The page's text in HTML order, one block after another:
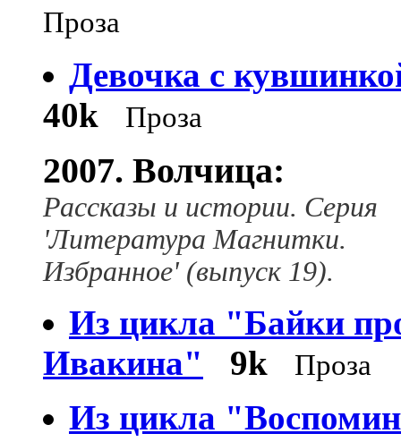
Проза
Девочка с
40k
Проза
2007. Волчица:
Рассказы и истории. Серия
'Литература Магнитки.
Избранное' (выпуск 19).
Из цикла "Байки
Ивакина"
9k Проза
Из цикла